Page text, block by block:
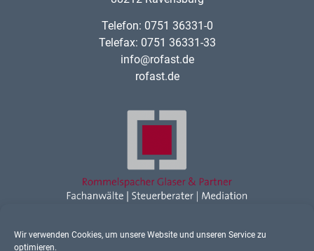
Wir verwenden Cookies, um unsere Website und unseren Service zu
optimieren.
Telefon: 0751 36331-0
Telefax: 0751 36331-33
info@rofast.de
rofast.de
Rechtsanwalt Ravensburg